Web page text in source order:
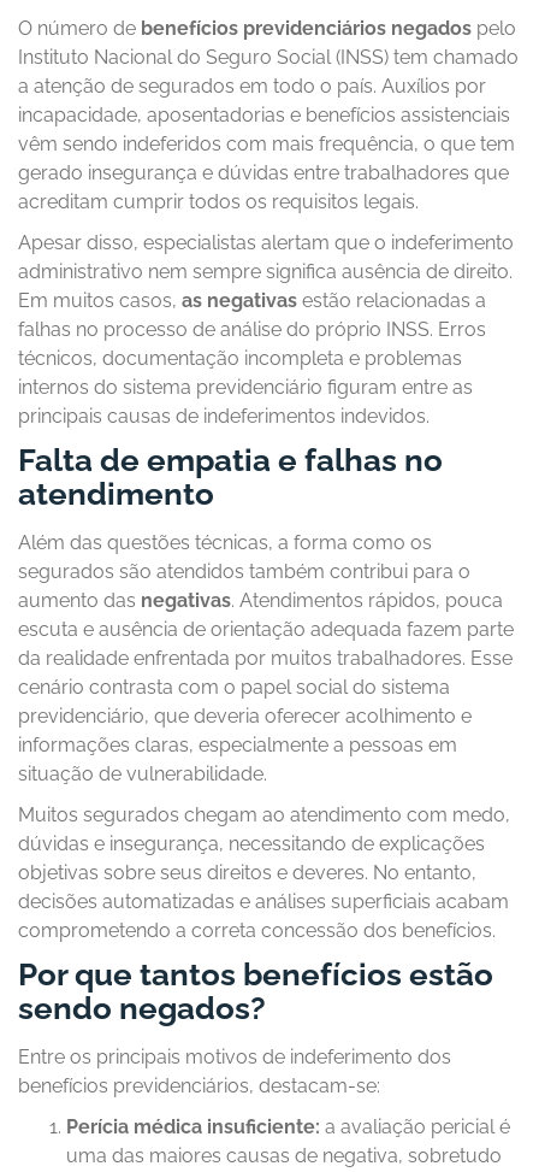
O número de benefícios previdenciários negados pelo
Instituto Nacional do Seguro Social (INSS) tem chamado
a atenção de segurados em todo o país. Auxílios por
incapacidade, aposentadorias e benefícios assistenciais
vêm sendo indeferidos com mais frequência, o que tem
gerado insegurança e dúvidas entre trabalhadores que
acreditam cumprir todos os requisitos legais.
Apesar disso, especialistas alertam que o indeferimento
administrativo nem sempre significa ausência de direito.
Em muitos casos, as negativas estão relacionadas a
falhas no processo de análise do próprio INSS. Erros
técnicos, documentação incompleta e problemas
internos do sistema previdenciário figuram entre as
principais causas de indeferimentos indevidos.
Falta de empatia e falhas no
atendimento
Além das questões técnicas, a forma como os
segurados são atendidos também contribui para o
aumento das negativas. Atendimentos rápidos, pouca
escuta e ausência de orientação adequada fazem parte
da realidade enfrentada por muitos trabalhadores. Esse
cenário contrasta com o papel social do sistema
previdenciário, que deveria oferecer acolhimento e
informações claras, especialmente a pessoas em
situação de vulnerabilidade.
Muitos segurados chegam ao atendimento com medo,
dúvidas e insegurança, necessitando de explicações
objetivas sobre seus direitos e deveres. No entanto,
decisões automatizadas e análises superficiais acabam
comprometendo a correta concessão dos benefícios.
Por que tantos benefícios estão
sendo negados?
Entre os principais motivos de indeferimento dos
benefícios previdenciários, destacam-se:
Perícia médica insuficiente: a avaliação pericial é
uma das maiores causas de negativa, sobretudo